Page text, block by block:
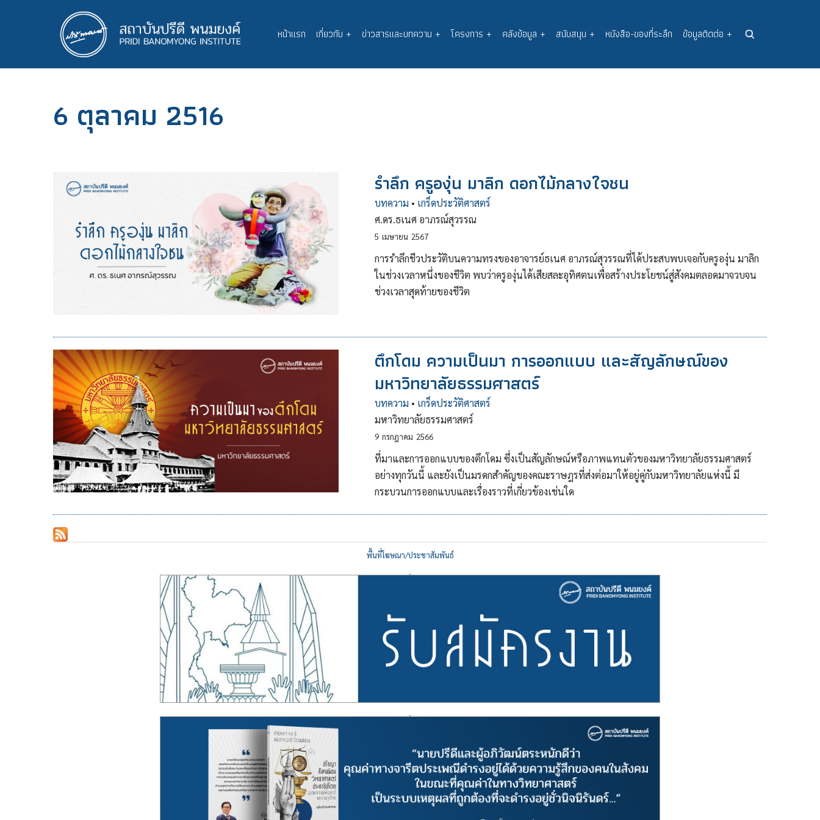
Main
navigation
หน้าแรก เกี่ยวกับ + ข่าวสารและบทความ + โครงการ + คลังข้อมูล + สนับสนุน + หนังสือ-ของที่ระลึก ข้อมูลติดต่อ +
6 ตุลาคม 2516
รำลึก ครูองุ่น มาลิก ดอกไม้กลางใจชน
บทความ • เกร็ดประวัติศาสตร์
ศ.ดร.ธเนศ อาภรณ์สุวรรณ
5 เมษายน 2567
การรำลึกชีวประวัติบนความทรงของอาจารย์ธเนศ อาภรณ์สุวรรณที่ได้ประสบพบเจอกับครูองุ่น มาลิก
ในช่วงเวลาหนึ่งของชีวิต พบว่าครูองุ่นได้เสียสละอุทิศตนเพื่อสร้างประโยชน์สู่สังคมตลอดมาจวบจน
ช่วงเวลาสุดท้ายของชีวิต
ตึกโดม ความเป็นมา การออกแบบ และสัญลักษณ์ของ
มหาวิทยาลัยธรรมศาสตร์
บทความ • เกร็ดประวัติศาสตร์
มหาวิทยาลัยธรรมศาสตร์
9 กรกฎาคม 2566
ที่มาและการออกแบบของตึกโดม ซึ่งเป็นสัญลักษณ์หรือภาพแทนตัวของมหาวิทยาลัยธรรมศาสตร์
อย่างทุกวันนี้ และยังเป็นมรดกสำคัญของคณะราษฎรที่ส่งต่อมาให้อยู่คู่กับมหาวิทยาลัยแห่งนี้ มี
กระบวนการออกแบบและเรื่องราวที่เกี่ยวข้องเช่นใด
พื้นที่โฆษณา/ประชาสัมพันธ์